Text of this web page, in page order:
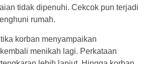
tidak dipenuhi. Cekcok pun terjadi
rumah.
korban menyampaikan
menikah lagi. Perkataan